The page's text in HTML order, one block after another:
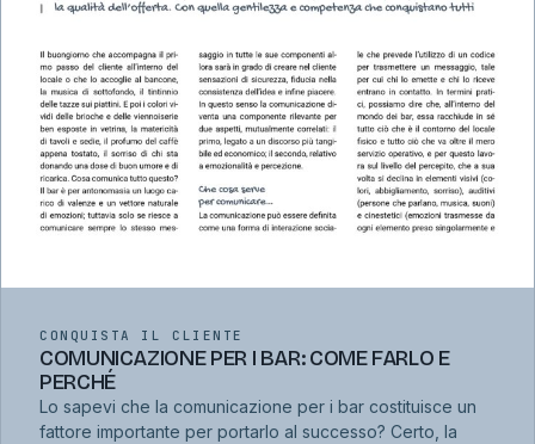
CONQUISTA IL CLIENTE
COMUNICAZIONE PER I BAR: COME FARLO E
PERCHÉ
Lo sapevi che la comunicazione per i bar costituisce un
fattore importante per portarlo al successo? Certo, la